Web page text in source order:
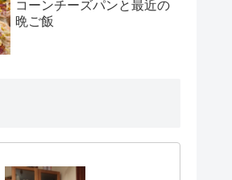
コーンチーズパンと最近の
晩ご飯